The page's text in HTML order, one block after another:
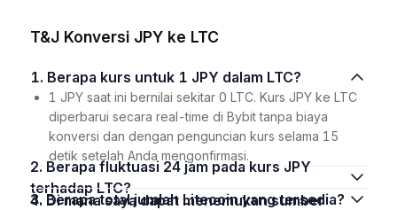
T&J Konversi JPY ke LTC
1. Berapa kurs untuk 1 JPY dalam LTC?
1 JPY saat ini bernilai sekitar 0 LTC. Kurs JPY ke LTC
diperbarui secara real-time di Bybit tanpa biaya
konversi dan dengan penguncian kurs selama 15
detik setelah Anda mengonfirmasi.
2. Berapa fluktuasi 24 jam pada kurs JPY
terhadap LTC?
3. Berapa total jumlah Litecoin yang tersedia?
4. Di mana saya dapat menemukan sumber